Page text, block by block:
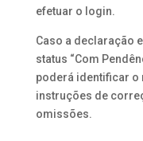
efetuar o login.
Caso a declaração
status “Com
poderá identificar o
instruções de
omissões.